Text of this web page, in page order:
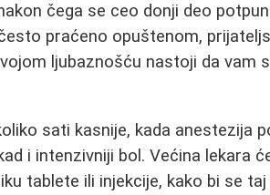
čega se ceo donji deo
praćeno opuštenom,
ljubaznošću nastoji da vam
sati kasnije, kada anestezija
i intenzivniji bol. Većina lekara
tablete ili injekcije, kako bi se